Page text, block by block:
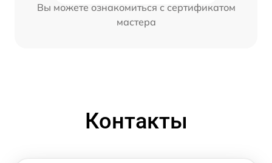
Вы можете ознакомиться с сертификатом
мастера
Контакты